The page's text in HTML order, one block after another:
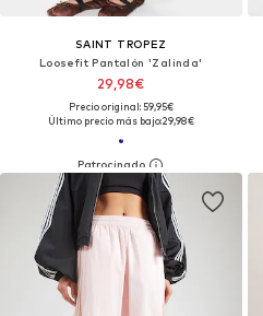
SAINT TROPEZ
Loosefit Pantalón 'Zalinda'
29,98€
Precio original: 59,95€
Último precio más bajo:29,98€